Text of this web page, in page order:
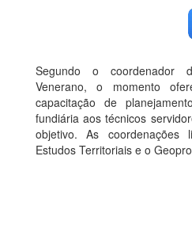
Segundo o coordenador
Venerano, o momento
capacitação de
fundiária aos técnicos
objetivo. As
Estudos Territoriais e o